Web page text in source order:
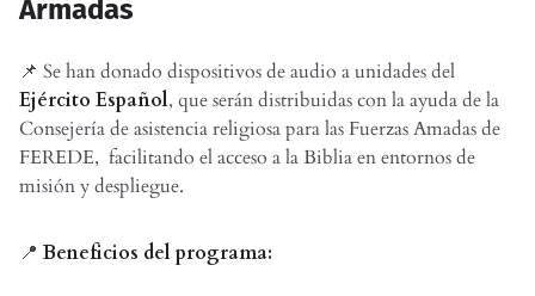
Armadas
📌 Se han donado dispositivos de audio a unidades del
Ejército Español, que serán distribuidas con la ayuda de la
Consejería de asistencia religiosa para las Fuerzas Amadas de
FEREDE, facilitando el acceso a la Biblia en entornos de
misión y despliegue.
📍Beneficios del programa: